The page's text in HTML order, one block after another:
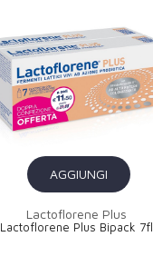
AGGIUNGI
Lactoflorene Plus
Lactoflorene Plus Bipack 7fl